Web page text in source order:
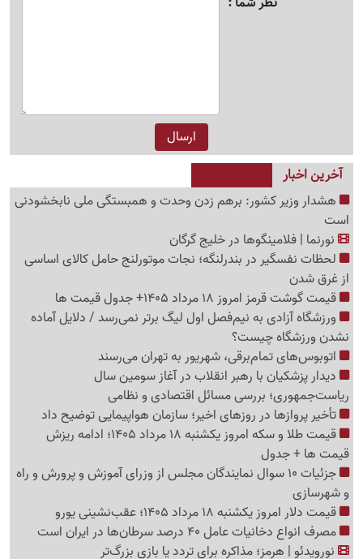
آخرین اخبار
هشدار وزیر کشور: برهم زدن وحدت و همبستگی ملی نابخشودنی
است
نورنما | فلامینگوها در خلیج گرگان
لحظات نفسگیر در بندرلنگه؛ نجات موتورلنج حامل کالای اساسی
از غرق شدن
قیمت گوشت قرمز امروز 18 مرداد 1405+ جدول قیمت ها
ورزشگاه آزادی به نیم‌فصل اول لیگ برتر نمی‌رسد / دلایل آماده
نشدن ورزشگاه چیست؟
اتوبوس‌های تمام‌برقی، شهریور به تهران می‌رسند
دیدار پزشکیان با رهبر انقلاب در آغاز سومین سال
ریاست‌جمهوری؛ بررسی مسائل اقتصادی و نظامی
تأخیر پروازها در روزهای اخیر؛ سازمان هواپیمایی توضیح داد
قیمت طلا و سکه امروز یکشنبه 18 مرداد 1405؛ ادامه ریزش
قیمت ها + جدول
جزئیات 10 سوال نمایندگان مجلس از وزرای آموزش و پرورش و راه
و شهرسازی
قیمت دلار امروز یکشنبه 18 مرداد 1405؛ عقب‌نشینی یورو
مصرف انواع دخانیات عامل 40 درصد سرطان‌ها در ایران است
نورویدئو | هرمز؛ مذاکره برای تردد یا بازی بزرگ‌تر